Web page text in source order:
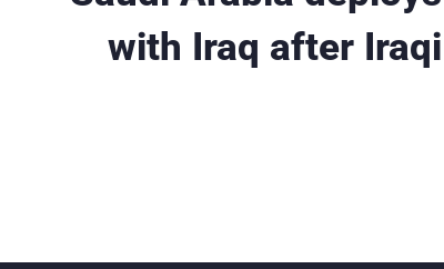
with Iraq after